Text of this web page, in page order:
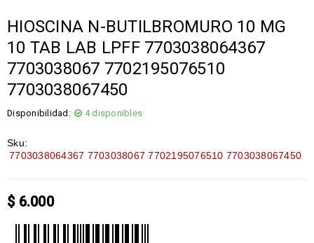
HIOSCINA N-BUTILBROMURO 10 MG
10 TAB LAB LPFF 7703038064367
7703038067 7702195076510
7703038067450
Disponibilidad: 4 disponibles
Sku:
7703038064367 7703038067 7702195076510 7703038067450
$6.000